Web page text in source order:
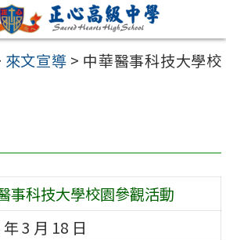
來文宣導 > 中華醫事科技大學校
事科技大學校園參觀活動
3 月 18 日